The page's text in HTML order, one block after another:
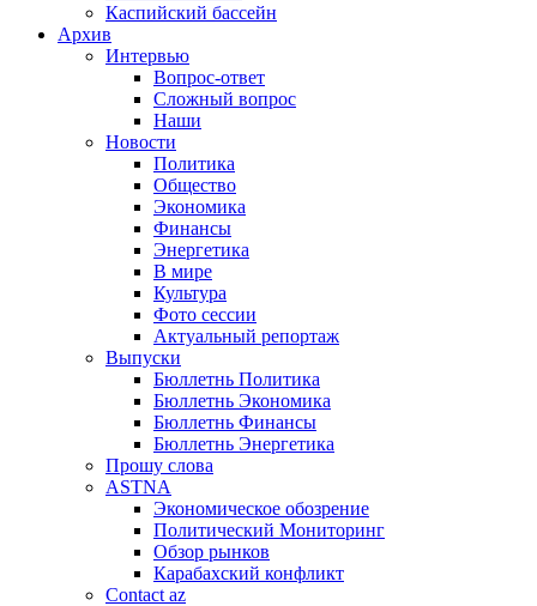
Каспийский бассейн
Архив
Интервью
Вопрос-ответ
Сложный вопрос
Наши
Новости
Политика
Общество
Экономика
Финансы
Энергетика
В мире
Культура
Фото сессии
Актуальный репортаж
Выпуски
Бюллетнь Политика
Бюллетнь Экономика
Бюллетнь Финансы
Бюллетнь Энергетика
Прошу слова
ASTNA
Экономическое обозрение
Политический Мониторинг
Обзор рынков
Карабахский конфликт
Contact az